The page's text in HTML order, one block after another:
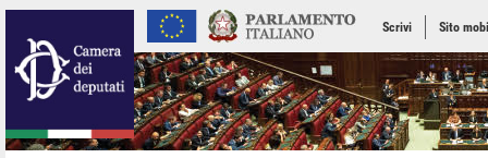
Scrivi Sito